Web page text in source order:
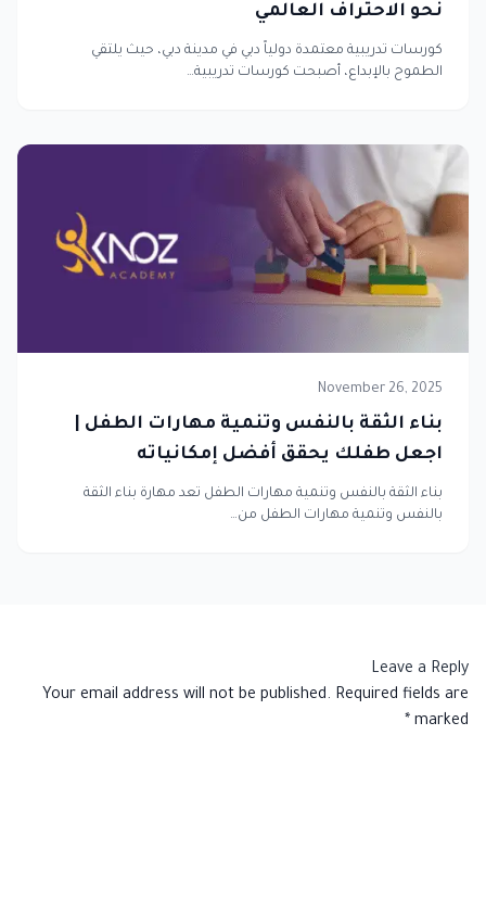
نحو الاحتراف العالمي
كورسات تدريبية معتمدة دولياً دبي في مدينة دبي، حيث يلتقي
الطموح بالإبداع، أصبحت كورسات تدريبية…
November 26, 2025
بناء الثقة بالنفس وتنمية مهارات الطفل |
اجعل طفلك يحقق أفضل إمكانياته
بناء الثقة بالنفس وتنمية مهارات الطفل تعد مهارة بناء الثقة
بالنفس وتنمية مهارات الطفل من…
Leave a Reply
Your email address will not be published. Required fields are
marked
*